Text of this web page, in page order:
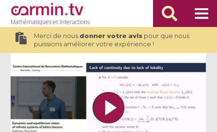
Mathématiqueset Interactions
Merci de nous donner votre avispour que nous
puissions améliorer votre expérience !